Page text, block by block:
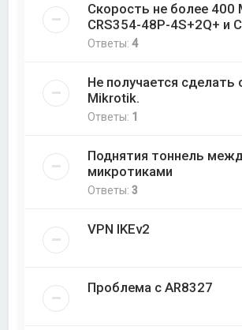
Скорость не более 400
CRS354-48P-4S+2Q+ и
Ответы:4
Не получается сделать
Mikrotik.
Ответы: 1
Поднятия тоннель
микротиками
Ответы:3
VPN IKEv2
Проблема с AR8327